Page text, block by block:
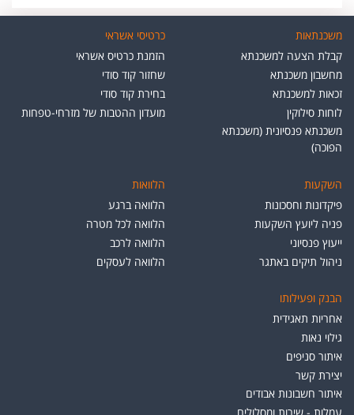
משכנתאות
קבלת הצעה למשכנתא
מחשבון משכנתא
זכאות למשכנתא
לוחות סילוקין
משכנתא פנסיונית (משכנתא
הפוכה)
כרטיסי אשראי
הזמנת כרטיס אשראי
שחזור קוד סודי
בחירת קוד סודי
מועדון ההטבות של מזרחי-טפחות
השקעות
פיקדונות וחסכונות
פניה ליועץ השקעות
ייעוץ פנסיוני
ניהול תיקים באתגר
הלוואות
הלוואה ברגע
הלוואה לכל מטרה
הלוואה לרכב
הלוואה לעסקים
הבנק ופעילותו
אחריות תאגידית
גילוי נאות
איתור סניפים
יצירת קשר
איתור חשבונות אבודים